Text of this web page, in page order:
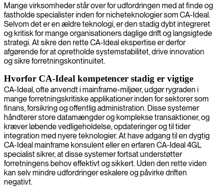
Mange virksomheder står over for udfordringen med at finde og
fastholde specialister inden for nicheteknologier som CA-Ideal.
Selvom det er en ældre teknologi, er den stadig dybt integreret
og kritisk for mange organisationers daglige drift og langsigtede
strategi. At sikre den rette CA-Ideal ekspertise er derfor
afgørende for at opretholde systemstabilitet, drive innovation
og sikre forretningskontinuitet.
Hvorfor CA-Ideal kompetencer stadig er vigtige
CA-Ideal, ofte anvendt i mainframe-miljøer, udgør rygraden i
mange forretningskritiske applikationer inden for sektorer som
finans, forsikring og offentlig administration. Disse systemer
håndterer store datamængder og komplekse transaktioner, og
kræver løbende vedligeholdelse, opdateringer og til tider
integration med nyere teknologier. At have adgang til en dygtig
CA-Ideal mainframe konsulent eller en erfaren CA-Ideal 4GL
specialist sikrer, at disse systemer fortsat understøtter
forretningens behov effektivt og sikkert. Uden den rette viden
kan selv mindre udfordringer eskalere og påvirke driften
negativt.